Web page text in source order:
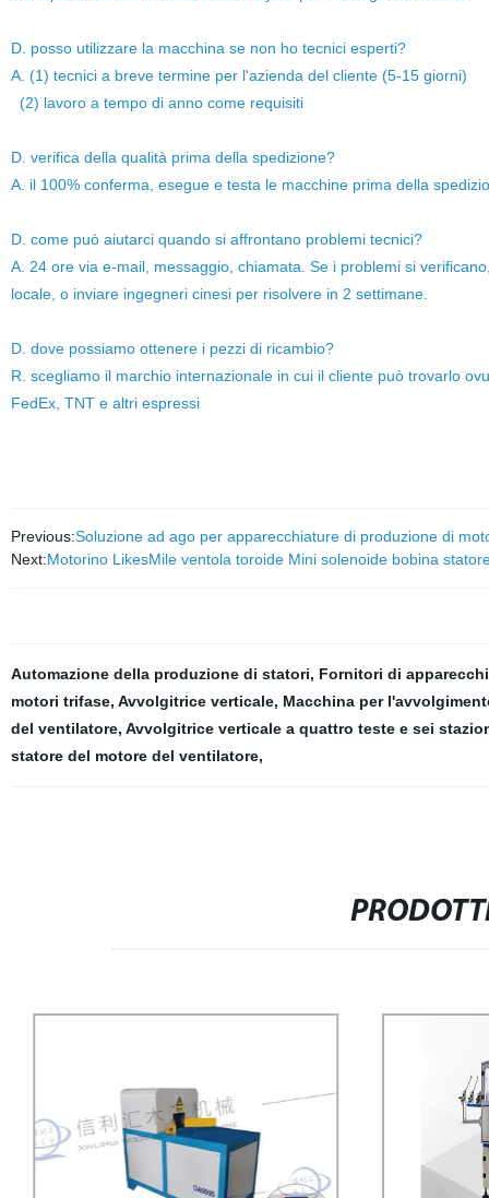
D. posso utilizzare la macchina se non ho tecnici esperti?
A. (1) tecnici a breve termine per l'azienda del cliente (5-15 giorni)
(2) lavoro a tempo di anno come requisiti
D. verifica della qualità prima della spedizione?
A. il 100% conferma, esegue e testa le macchine prima della
D. come può aiutarci quando si affrontano problemi tecnici?
A. 24 ore via e-mail, messaggio, chiamata. Se i problemi si
locale, o inviare ingegneri cinesi per risolvere in 2 settimane.
D. dove possiamo ottenere i pezzi di ricambio?
R. scegliamo il marchio internazionale in cui il cliente può trovarlo
FedEx, TNT e altri espressi
Previous:Soluzione ad ago per apparecchiature di produzione di
Next:Motorino LikesMile ventola toroide Mini solenoide bobina
Automazione della produzione di statori, Fornitori di
motori trifase, Avvolgitrice verticale, Macchina per
del ventilatore, Avvolgitrice verticale a quattro teste e sei
statore del motore del ventilatore,